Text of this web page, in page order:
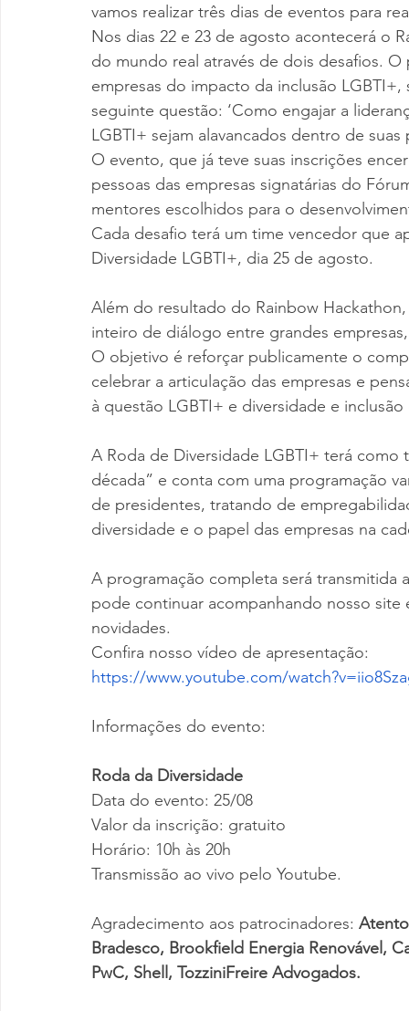
vamos realizar três dias de eventos para
Nos dias 22 e 23 de agosto acontecerá o
do mundo real através de dois desafios.
empresas do impacto da inclusão
seguinte questão: ‘Como engajar a
LGBTI+ sejam alavancados dentro de
O evento, que já teve suas inscrições
pessoas das empresas signatárias do
mentores escolhidos para o
Cada desafio terá um time vencedor que
Diversidade LGBTI+, dia 25 de agosto.
Além do resultado do Rainbow
inteiro de diálogo entre grandes
O objetivo é reforçar publicamente o
celebrar a articulação das empresas e
à questão LGBTI+ e diversidade e
A Roda de Diversidade LGBTI+ terá
década” e conta com uma programação
de presidentes, tratando de
diversidade e o papel das empresas na
A programação completa será
pode continuar acompanhando nosso
novidades.
Confira nosso vídeo de apresentação:
https://www.youtube.com/
Informações do evento:
Roda da Diversidade
Data do evento: 25/08
Valor da inscrição: gratuito
Horário: 10h às 20h
Transmissão ao vivo pelo Youtube.
Agradecimento aos patrocinadores:
Bradesco, Brookfield Energia Renovável,
PwC, Shell, TozziniFreire Advogados.